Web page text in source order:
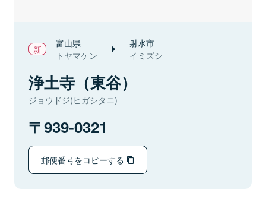
富山県
トヤマケン
射水市
イミズシ
浄土寺（東谷）
ジョウドジ(ヒガシタニ)
939-0321
郵便番号をコピーする